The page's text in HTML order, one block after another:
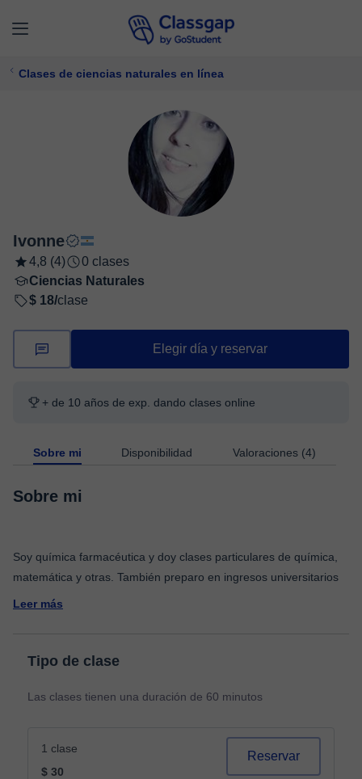
Clases de ciencias naturales en línea
Ivonne
4,8 (4)
0 clases
Ciencias Naturales
$ 18/clase
Elegir día y reservar
+ de 10 años de exp. dando clases online
Sobre mi Disponibilidad Valoraciones (4)
Sobre mi
Soy química farmacéutica y doy clases particulares de química,
Leer más
Tipo de clase
Las clases tienen una duración de 60 minutos
1 clase
$ 30
Reservar